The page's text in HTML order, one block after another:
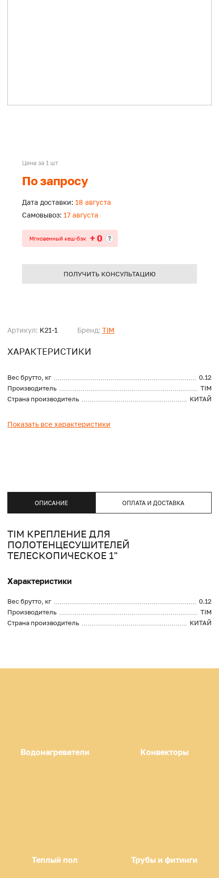
Артикул: K21-1 Бренд: TIM
ХАРАКТЕРИСТИКИ
Вес брутто, кг
0.12
Производитель
TIM
Страна производитель
КИТАЙ
Показать все характеристики
Цена за 1 шт
По запросу
Дата доставки: 18 августа
Самовывоз: 17 августа
Мгновенный кеш-бэк + 0 ?
ПОЛУЧИТЬ КОНСУЛЬТАЦИЮ
ОПИСАНИЕ ОПЛАТА И ДОСТАВКА
TIM КРЕПЛЕНИЕ ДЛЯ
ПОЛОТЕНЦЕСУШИТЕЛЕЙ
ТЕЛЕСКОПИЧЕСКОЕ 1"
Характеристики
Вес брутто, кг
0.12
Производитель
TIM
Страна производитель
КИТАЙ
Водонагреватели Конвекторы
Теплый пол Трубы и фитинги